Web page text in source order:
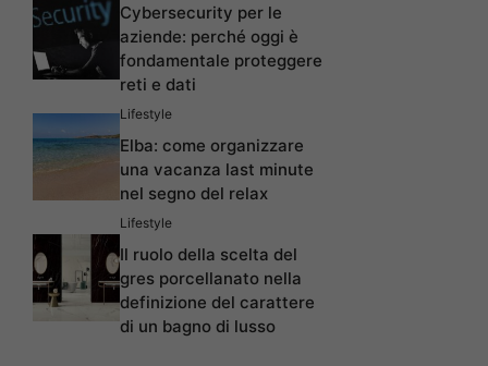
Cybersecurity per le
aziende: perché oggi è
fondamentale proteggere
reti e dati
Lifestyle
Elba: come organizzare
una vacanza last minute
nel segno del relax
Lifestyle
Il ruolo della scelta del
gres porcellanato nella
definizione del carattere
di un bagno di lusso